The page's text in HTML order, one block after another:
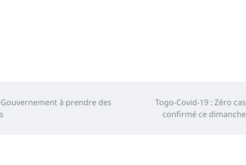
à prendre des
Togo-Covid-19 : Zéro cas
confirmé ce dimanche